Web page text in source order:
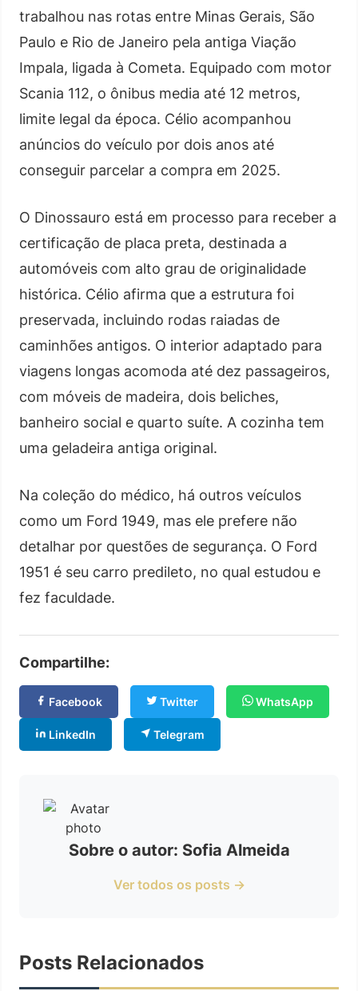
trabalhou nas rotas entre Minas Gerais, São
Paulo e Rio de Janeiro pela antiga Viação
Impala, ligada à Cometa. Equipado com motor
Scania 112, o ônibus media até 12 metros,
limite legal da época. Célio acompanhou
anúncios do veículo por dois anos até
conseguir parcelar a compra em 2025.
O Dinossauro está em processo para receber a
certificação de placa preta, destinada a
automóveis com alto grau de originalidade
histórica. Célio afirma que a estrutura foi
preservada, incluindo rodas raiadas de
caminhões antigos. O interior adaptado para
viagens longas acomoda até dez passageiros,
com móveis de madeira, dois beliches,
banheiro social e quarto suíte. A cozinha tem
uma geladeira antiga original.
Na coleção do médico, há outros veículos
como um Ford 1949, mas ele prefere não
detalhar por questões de segurança. O Ford
1951 é seu carro predileto, no qual estudou e
fez faculdade.
Compartilhe:
Facebook Twitter WhatsApp
LinkedIn Telegram
Sobre o autor: Sofia Almeida
Ver todos os posts →
Posts Relacionados